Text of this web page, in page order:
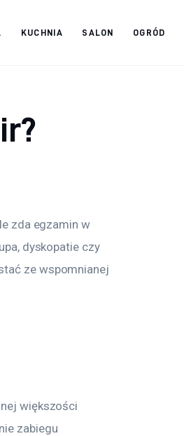
KUCHNIA SALON OGRÓD
zda egzamin w
dyskopatie czy
ze wspomnianej
większości
zabiegu